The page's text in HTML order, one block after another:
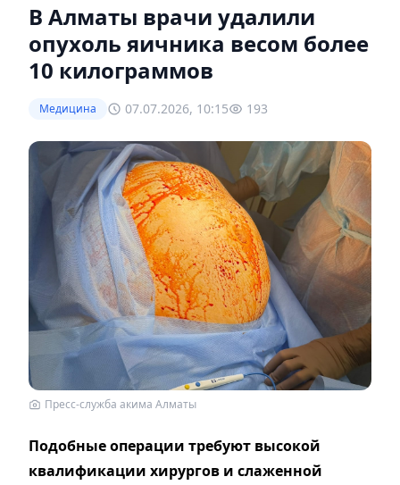
В Алматы врачи удалили
опухоль яичника весом более
10 килограммов
Медицина 07.07.2026, 10:15 193
Пресс-служба акима Алматы
Подобные операции требуют высокой
квалификации хирургов и слаженной